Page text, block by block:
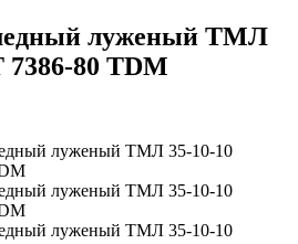
луженый ТМЛ
80 TDM